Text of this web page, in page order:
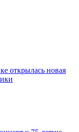
открылась новая